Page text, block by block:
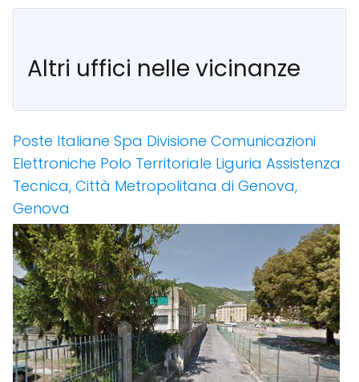
Altri uffici nelle vicinanze
Poste Italiane Spa Divisione Comunicazioni
Elettroniche Polo Territoriale Liguria Assistenza
Tecnica, Città Metropolitana di Genova,
Genova